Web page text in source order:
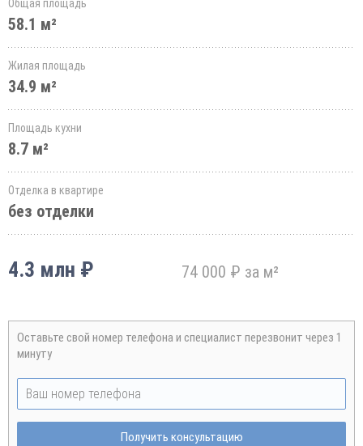
Общая площадь
58.1 м²
Жилая площадь
34.9 м²
Площадь кухни
8.7 м²
Отделка в квартире
без отделки
4.3 млн ₽ 74 000 ₽ за м²
Оставьте свой номер телефона и специалист перезвонит через 1
минуту
Получить консультацию